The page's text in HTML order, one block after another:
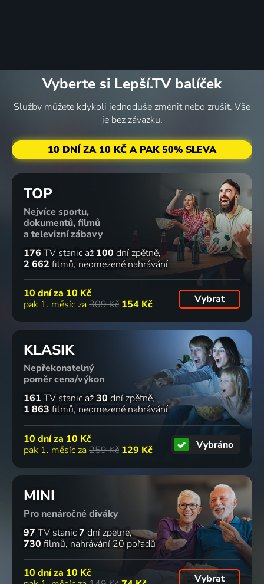
Vyberte si Lepší.TV balíček
Služby můžete kdykoli jednoduše změnit nebo zrušit. Vše
je bez závazku.
10 DNÍ ZA 10 KČ A PAK 50% SLEVA
TOP
Nejvíce sportu,
dokumentů, filmů
a televizní zábavy
176 TV stanic až 100 dní zpětně
2 662 filmů neomezené nahrávání
10 dní za 10 Kč
pak 1. měsíc za 309 Kč 154 Kč Vybrat
KLASIK
Nepřekonatelný
poměr cena/výkon
161 TV stanic až30 dní zpětně
1 863 filmů neomezené nahrávání
10 dní za 10 Kč
pak 1. měsíc za 259 Kč 129 Kč Vybráno
MINI
Pro nenáročné diváky
97 TV stanic7 dní zpětně
730 filmů nahrávání 20 pořadů
10 dní za 10 Kč
Vybrat